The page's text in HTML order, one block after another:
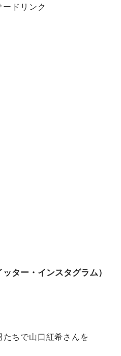
ードリンク
ター・インスタグラム）
ちで山口紅希さんを